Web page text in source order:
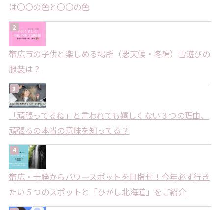
は〇〇の色と〇〇の色
帯広市の子供と楽しめる場所（悪天候・冬編）雪遊びの
服装は？
「頑張ってるね」と言われても嬉しくない３つの理由、
頑張るの本当の意味を知ってる？
帯広・十勝からパワースポットを目指せ！今年必ず行き
たい５つのスポットと「ひがし北海道」をご紹介